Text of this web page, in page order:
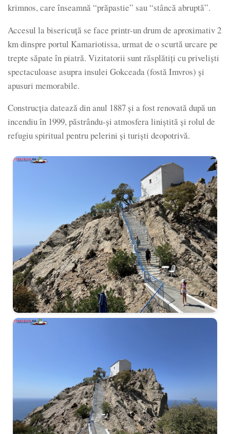
krimnos, care înseamnă “prăpastie” sau “stâncă abruptă”.
Accesul la bisericuță se face printr-un drum de aproximativ 2
km dinspre portul Kamariotissa, urmat de o scurtă urcare pe
trepte săpate în piatră. Vizitatorii sunt răsplătiți cu priveliști
spectaculoase asupra insulei Gokceada (fostă Imvros) și
apusuri memorabile.
Construcția datează din anul 1887 și a fost renovată după un
incendiu în 1999, păstrându-și atmosfera liniștită și rolul de
refugiu spiritual pentru pelerini și turiști deopotrivă.